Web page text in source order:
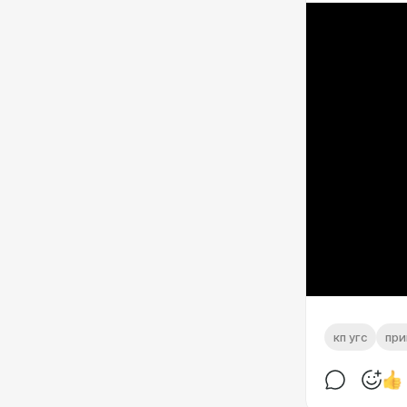
кп угс